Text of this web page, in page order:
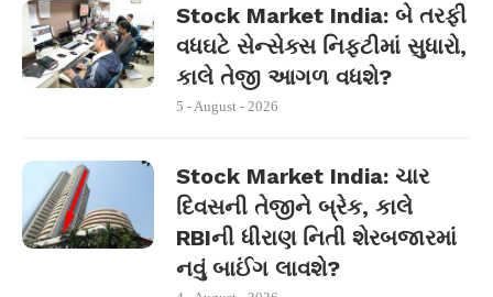
Stock Market India: બે તરફી
વધઘટે સેન્સેક્સ નિફ્ટીમાં સુધારો,
કાલે તેજી આગળ વધશે?
5 - August - 2026
Stock Market India: ચાર
દિવસની તેજીને બ્રેક, કાલે
RBIની ધીરાણ નિતી શેરબજારમાં
નવું બાઈંગ લાવશે?